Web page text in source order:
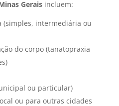
Geraisincluem:
intermediária ou
do corpo (tanatopraxia
ou particular)
ou para outras cidades